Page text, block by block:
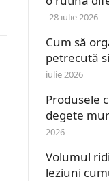
28 iulie 2026
Cum să
petrecută
iulie 2026
Produsele
degete
2026
Volumul
leziuni